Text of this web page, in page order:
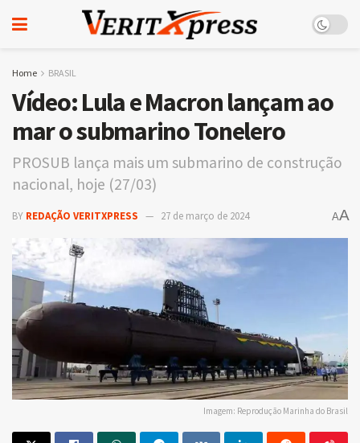
Home BRASIL
Vídeo: Lula e Macron lançam ao
mar o submarino Tonelero
PROSUB lança mais um submarino de construção
nacional, hoje (27/03)
BY REDAÇÃO VERITXPRESS 27 de março de 2024 AA
Imagem: Reprodução Marinha do Brasil